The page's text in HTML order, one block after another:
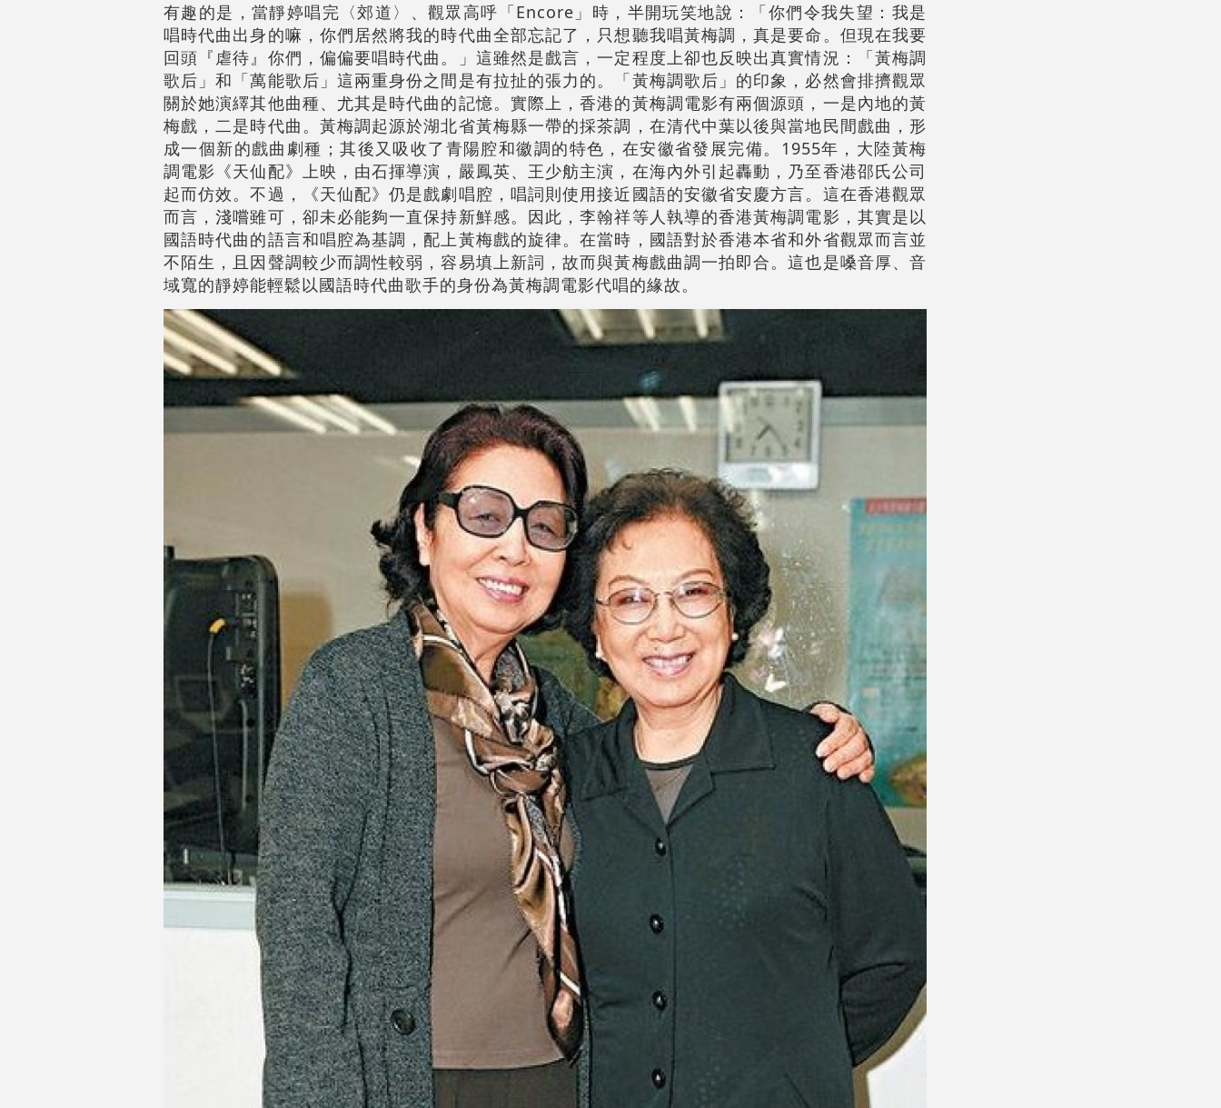
有趣的是，當靜婷唱完〈郊道〉、觀眾高呼「Encore」時，半開玩笑地說：「你們令我失望：我是
唱時代曲出身的嘛，你們居然將我的時代曲全部忘記了，只想聽我唱黃梅調，真是要命。但現在我要
回頭『虐待』你們，偏偏要唱時代曲。」這雖然是戲言，一定程度上卻也反映出真實情況：「黃梅調
歌后」和「萬能歌后」這兩重身份之間是有拉扯的張力的。「黃梅調歌后」的印象，必然會排擠觀眾
關於她演繹其他曲種、尤其是時代曲的記憶。實際上，香港的黃梅調電影有兩個源頭，一是內地的黃
梅戲，二是時代曲。黃梅調起源於湖北省黃梅縣一帶的採茶調，在清代中葉以後與當地民間戲曲，形
成一個新的戲曲劇種；其後又吸收了青陽腔和徽調的特色，在安徽省發展完備。1955年，大陸黃梅
調電影《天仙配》上映，由石揮導演，嚴鳳英、王少舫主演，在海內外引起轟動，乃至香港邵氏公司
起而仿效。不過，《天仙配》仍是戲劇唱腔，唱詞則使用接近國語的安徽省安慶方言。這在香港觀眾
而言，淺嚐雖可，卻未必能夠一直保持新鮮感。因此，李翰祥等人執導的香港黃梅調電影，其實是以
國語時代曲的語言和唱腔為基調，配上黃梅戲的旋律。在當時，國語對於香港本省和外省觀眾而言並
不陌生，且因聲調較少而調性較弱，容易填上新詞，故而與黃梅戲曲調一拍即合。這也是嗓音厚、音
域寬的靜婷能輕鬆以國語時代曲歌手的身份為黃梅調電影代唱的緣故。